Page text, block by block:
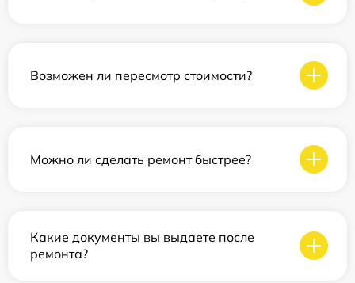
Возможен ли пересмотр стоимости?
Можно ли сделать ремонт быстрее?
Какие документы вы выдаете после
ремонта?